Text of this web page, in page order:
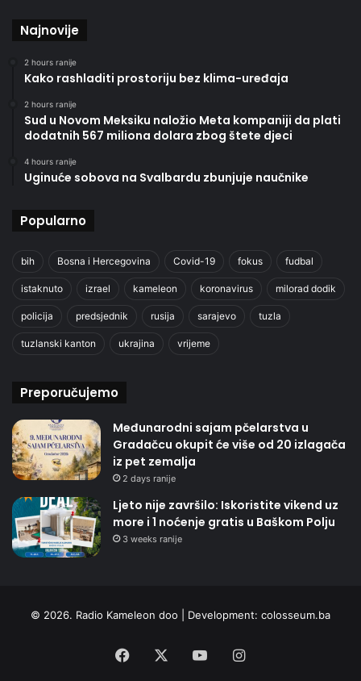
Najnovije
2 hours ranije
Kako rashladiti prostoriju bez klima-uređaja
2 hours ranije
Sud u Novom Meksiku naložio Meta kompaniji da plati
dodatnih 567 miliona dolara zbog štete djeci
4 hours ranije
Uginuće sobova na Svalbardu zbunjuje naučnike
Popularno
bih Bosna i Hercegovina Covid-19 fokus fudbal
istaknuto izrael kameleon koronavirus milorad dodik
policija predsjednik rusija sarajevo tuzla
tuzlanski kanton ukrajina vrijeme
Preporučujemo
Međunarodni sajam pčelarstva u
Gradačcu okupit će više od 20 izlagača
iz pet zemalja
2 days ranije
Ljeto nije završilo: Iskoristite vikend uz
more i 1 noćenje gratis u Baškom Polju
3 weeks ranije
© 2026. Radio Kameleon doo | Development: colosseum.ba
Facebook YouTubeInstagram